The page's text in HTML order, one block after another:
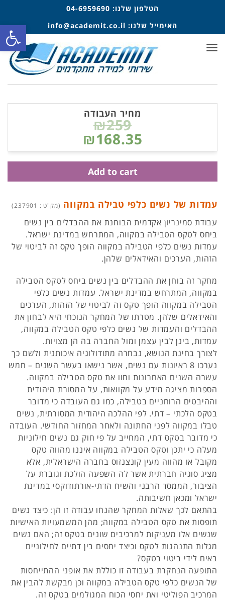
הטלפון שלנו: 04-6959690
האימייל שלנו: info@academit.co.il
תפריט
עמדות של נשים כלפי טבילה במקווה (מק"ט : 237901)
עבודת סמינריון אקדמית הבוחנת את ההבדלים בין נשים
ביחס לטקס הטבילה במקווה, המתרחש במדינת ישראל.
עמדות נשים כלפי הטבילה במקווה הופך טקס זה לביטוי של
הזהות, הערכים והאידאלים שלהן.
מחקר זה בוחן את ההבדלים בין נשים ביחס לטקס הטבילה
במקווה, המתרחש במדינת ישראל. עמדות נשים כלפי
הטבילה במקווה הופך טקס זה לביטוי של הזהות, הערכים
והאידאלים שלהן. מטרתו של המחקר הנוכחי היא לבחון את
ההבדלים והעמדות של נשים כלפי טקס הטבילה במקווה,
עמדות, בינן לבין עצמן ומול החברה בה הן מצויות.
לצורך בחינת הנושא, נבחרה מתודולוגיה איכותנית ולשם כך
נערכו 8 ראיונות עם נשים, אשר נישאו בעשר השנים – חמש
עשרה השנים האחרונות וחוו את טקס הטבילה במקווה.
הספרות מציגה מידע על מקוואות, על המסורת היהודית
וההיבטים הרוחניים בטבילה, כמו גם העובדה כי מדובר
בטקס הלכתי – דתי. לפי ההלכה היהודית המסורתית, נשים
טבלו במקווה לפני החתונה ולאחר המחזור החודשי. העובדה
כי מדובר בטקס דתי, המחייב על פי חוק גם נשים חילוניות
מעלה כי יתכן וטקס הטבילה במקווה איננו מהווה טקס
מקובל או מהווה מעין קונצנזוס בחברה הישראלית, אלא
מציג סוגיה חברתית אשר לה השפעה הולכת וגוברת על
הציבור, הממסד הרבני והשיח הדתי-אורתודוקסי במדינת
ישראל ומכאן חשיבותה.
בהתאם לכך שאלות המחקר שהנחו עבודה זו הן: כיצד נשים
תופסות את טקס הטבילה במקווה; מהן המשמעויות האישיות
שנשים אלו מעניקות למרכיבים שונים בטקס זה; האם נשים
מגלות התנהגות לטקס וכיצד יחסים בין דתיים לחילוניים
באים לידי ביטוי בטקס?
התופעה הנחקרת בעבודה זו כוללת את אופני ההתייחסות
של הנשים כלפי טקס הטבילה במקווה וכן מבקשת להבין את
המרכיב הפוליטי ואת יחסי הכוח המגולמים בטקס זה.
מחיר העבודה
₪259
₪168.35
Add to cart
פתח